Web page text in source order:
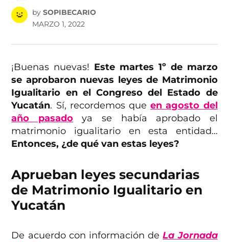
by SOPIBECARIO
MARZO 1, 2022
¡Buenas nuevas! Este martes 1º de marzo
se aprobaron nuevas leyes de Matrimonio
Igualitario en el Congreso del Estado de
Yucatán. Sí, recordemos queen agosto del
año pasadoya se había aprobado el
matrimonio igualitario en esta entidad…
Entonces, ¿de qué van estas leyes?
Aprueban leyes secundarias
de Matrimonio Igualitario en
Yucatán
De acuerdo con información deLa Jornada